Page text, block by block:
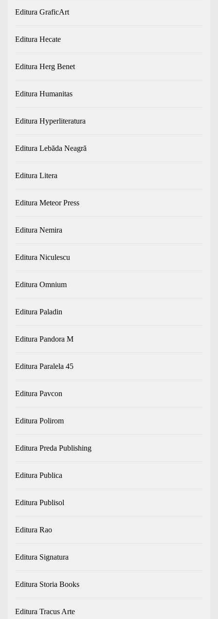
Editura GraficArt
Editura Hecate
Editura Herg Benet
Editura Humanitas
Editura Hyperliteratura
Editura Lebăda Neagră
Editura Litera
Editura Meteor Press
Editura Nemira
Editura Niculescu
Editura Omnium
Editura Paladin
Editura Pandora M
Editura Paralela 45
Editura Pavcon
Editura Polirom
Editura Preda Publishing
Editura Publica
Editura Publisol
Editura Rao
Editura Signatura
Editura Storia Books
Editura Tracus Arte